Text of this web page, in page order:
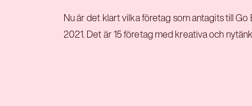
Nu är det klart vilka företag som antagits till
2021. Det är 15 företag med kreativa och